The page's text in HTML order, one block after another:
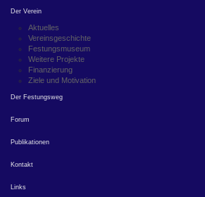
Der Verein
Aktuelles
Vereinsgeschichte
Festungsmuseum
Weitere Projekte
Finanzierung
Ziele und Motivation
Der Festungsweg
Forum
Publikationen
Kontakt
Links